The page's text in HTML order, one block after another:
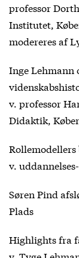
professor
Institutet,
modereres af
Inge Lehmann
v. professor
Didaktik,
v.
Søren Pind
Plads
Highlights fra